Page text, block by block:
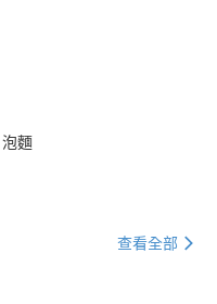
泡麵
查看全部